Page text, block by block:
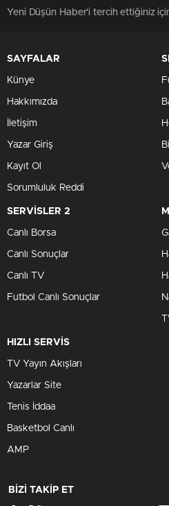
Yeni Düşün Haber'i tercih ettiğiniz
SAYFALAR
Künye
Hakkımızda
İletişim
Yazar Giriş
Kayıt Ol
Sorumluluk Reddi
SERVİSLER 2
Canlı Borsa
Canlı Sonuçlar
Canlı TV
Futbol Canlı Sonuçlar
HIZLI SERVİS
TV Yayın Akışları
Yazarlar Site
Tenis İddaa
Basketbol Canlı
AMP
BİZİ TAKİP ET